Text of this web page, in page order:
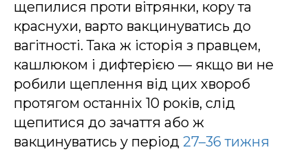
щепилися проти вітрянки, кору та
краснухи, варто вакцинуватись до
вагітності. Така ж історія з правцем,
кашлюком і дифтерією — якщо ви не
робили щеплення від цих хвороб
протягом останніх 10 років, слід
щепитися до зачаття або ж
вакцинуватись у період 27–36 тижня